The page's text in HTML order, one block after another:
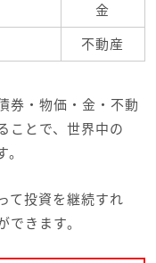
金
不動産
券・物価・金・不動
ことで、世界中の
て投資を継続すれ
きます。